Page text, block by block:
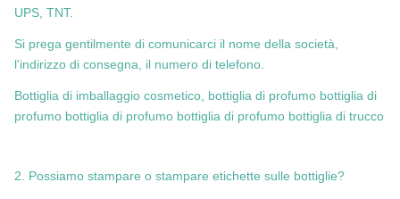
UPS, TNT.
Si prega gentilmente di comunicarci il nome della società,
l'indirizzo di consegna, il numero di telefono.
Bottiglia di imballaggio cosmetico, bottiglia di profumo bottiglia di
profumo bottiglia di profumo bottiglia di profumo bottiglia di trucco
2. Possiamo stampare o stampare etichette sulle bottiglie?